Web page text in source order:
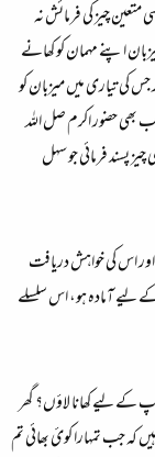
چیز کی فرمائش نہ
اپنے مہمان کو کھانے
کی تیاری میں میزبان کو
بھی حضور اکرم صل اللہ
پسند فرمائی جو سہل
اس کی خواہش دریافت
لیے آمادہ ہو، اس سلسلے
لیے کھانا لاؤں؟ گھر
کہ جب تمہارا کوئ بھائی تم